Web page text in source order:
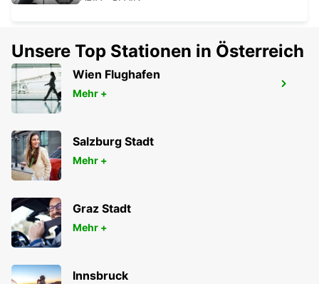
BIARRITZ BAHNHOF SHUTTLE
BIARRITZ - FRANCE
Unsere Top Stationen in Österreich
Wien Flughafen
Mehr +
Salzburg Stadt
Mehr +
Graz Stadt
Mehr +
Innsbruck